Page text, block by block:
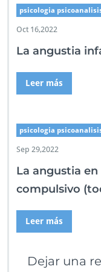
psicologia
Oct 16,2022
La angustia
Leer más
psicologia
Sep 29,2022
La angustia
compulsivo
Leer más
Dejar una